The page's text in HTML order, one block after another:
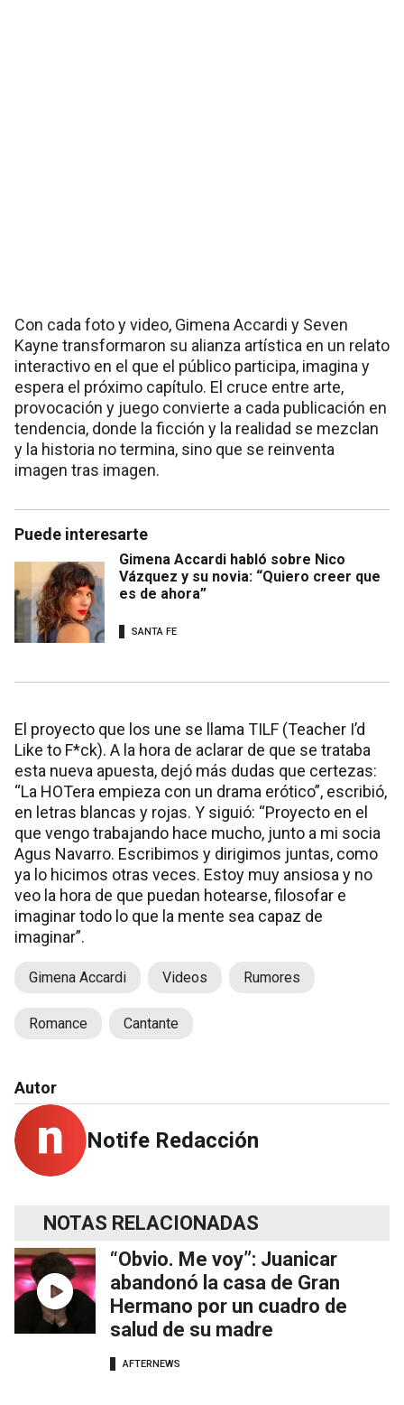
Con cada foto y video, Gimena Accardi y Seven
Kayne transformaron su alianza artística en un relato
interactivo en el que el público participa, imagina y
espera el próximo capítulo. El cruce entre arte,
provocación y juego convierte a cada publicación en
tendencia, donde la ficción y la realidad se mezclan
y la historia no termina, sino que se reinventa
imagen tras imagen.
Puede interesarte
Gimena Accardi habló sobre Nico
Vázquez y su novia: “Quiero creer que
es de ahora”
SANTA FE
El proyecto que los une se llama TILF (Teacher I’d
Like to F*ck). A la hora de aclarar de que se trataba
esta nueva apuesta, dejó más dudas que certezas:
“La HOTera empieza con un drama erótico”, escribió,
en letras blancas y rojas. Y siguió: “Proyecto en el
que vengo trabajando hace mucho, junto a mi socia
Agus Navarro. Escribimos y dirigimos juntas, como
ya lo hicimos otras veces. Estoy muy ansiosa y no
veo la hora de que puedan hotearse, filosofar e
imaginar todo lo que la mente sea capaz de
imaginar”.
Gimena Accardi Videos Rumores
Romance Cantante
Autor
Notife Redacción
NOTAS RELACIONADAS
“Obvio. Me voy”: Juanicar
abandonó la casa de Gran
Hermano por un cuadro de
salud de su madre
AFTERNEWS